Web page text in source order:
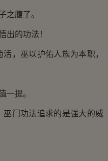
腹了。
的功法！
，巫以护佑人族为本职，
提。
门功法追求的是强大的威